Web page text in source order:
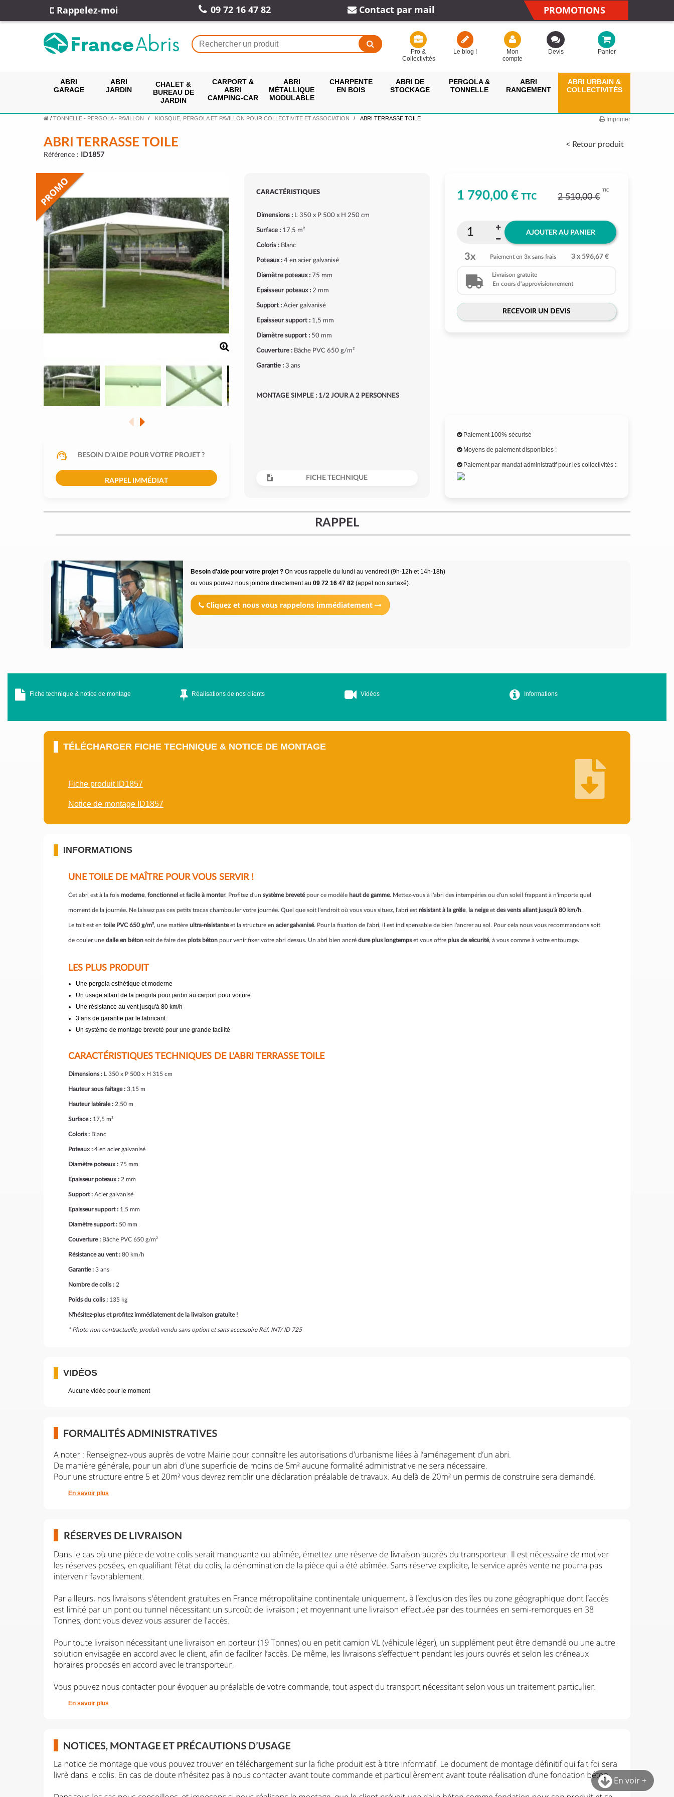
Rappelez-moi 09 72 16 47 82 Contact par mail PROMOTIONS
Pro &
Collectivités
Le blog !
Mon
compte
Devis Panier
ABRI
GARAGE
ABRI
JARDIN
CHALET &
BUREAU DE
JARDIN
CARPORT &
ABRI
CAMPING-CAR
ABRI
MÉTALLIQUE
MODULABLE
CHARPENTE
EN BOIS
ABRI DE
STOCKAGE
PERGOLA &
TONNELLE
ABRI
RANGEMENT
ABRI URBAIN &
COLLECTIVITÉS
/ TONNELLE - PERGOLA - PAVILLON KIOSQUE, PERGOLA ET PAVILLON POUR COLLECTIVITE ET ASSOCIATION ABRI TERRASSE TOILE Imprimer
< Retour produit
ABRI TERRASSE TOILE
Référence : ID1857
BESOIN D'AIDE POUR VOTRE PROJET ?
RAPPEL IMMÉDIAT
CARACTÉRISTIQUES
Dimensions :L 350 x P 500 x H 250 cm
Surface :17,5 m²
Coloris :Blanc
Poteaux :4 en acier galvanisé
Diamètre poteaux :75 mm
Epaisseur poteaux :2 mm
Support :Acier galvanisé
Epaisseur support :1,5 mm
Diamètre support :50 mm
Couverture :Bâche PVC 650 g/m²
Garantie :3 ans
MONTAGE SIMPLE : 1/2 JOUR A 2 PERSONNES
FICHE TECHNIQUE
1 790,00 €TTC 2 510,00 €
TTC
AJOUTER AU PANIER
3x Paiement en 3x sans frais 3 x 596,67 €
Livraison gratuite
En cours d'approvisionnement
RECEVOIR UN DEVIS
Paiement 100% sécurisé
Moyens de paiement disponibles :
Paiement par mandat administratif pour les collectivités :
RAPPEL
Besoin d'aide pour votre projet ?On vous rappelle du lundi au vendredi (9h-12h et 14h-18h)
ou vous pouvez nous joindre directement au 09 72 16 47 82(appel non surtaxé).
Cliquez et nous vous rappelons immédiatement
En voir +
Fiche technique & notice de montage Réalisations de nos clients Vidéos Informations
TÉLÉCHARGER FICHE TECHNIQUE & NOTICE DE MONTAGE
Fiche produit ID1857
Notice de montage ID1857
INFORMATIONS
UNE TOILE DE MAÎTRE POUR VOUS SERVIR !
Cet abri est à la fois moderne, fonctionnel et facile à monter. Profitez d'un système brevetépour ce modèle haut de gamme. Mettez-vous à l'abri des intempéries ou d'un soleil frappant à n'importe quel
moment de la journée. Ne laissez pas ces petits tracas chambouler votre journée. Quel que soit l'endroit où vous vous situez, l'abri est résistant à la grêle, la neigeet des vents allant jusqu'à 80 km/h.
Le toit est en toile PVC 650 g/m², une matière ultra-résistanteet la structure en acier galvanisé. Pour la fixation de l'abri, il est indispensable de bien l'ancrer au sol. Pour cela nous vous recommandons soit
de couler une dalle en béton soit de faire des plots béton pour venir fixer votre abri dessus. Un abri bien ancré dure plus longtempset vous offre plus de sécurité, à vous comme à votre entourage.
LES PLUS PRODUIT
Une pergola esthétique et moderne
Un usage allant de la pergola pour jardin au carport pour voiture
Une résistance au vent jusqu'à 80 km/h
3 ans de garantie par le fabricant
Un système de montage breveté pour une grande facilité
CARACTÉRISTIQUES TECHNIQUES DE L'ABRI TERRASSE TOILE
Dimensions : L 350 x P 500 x H 315 cm
Hauteur sous faîtage : 3,15 m
Hauteur latérale : 2,50 m
Surface : 17,5 m²
Coloris : Blanc
Poteaux : 4 en acier galvanisé
Diamètre poteaux : 75 mm
Epaisseur poteaux : 2 mm
Support : Acier galvanisé
Epaisseur support : 1,5 mm
Diamètre support : 50 mm
Couverture : Bâche PVC 650 g/m²
Résistance au vent : 80 km/h
Garantie : 3 ans
Nombre de colis : 2
Poids du colis : 135 kg
N'hésitez-plus et profitez immédiatement de la livraison gratuite !
* Photo non contractuelle, produit vendu sans option et sans accessoire Réf. INT/ ID 725
VIDÉOS
Aucune vidéo pour le moment
En savoir plus
En savoir plus